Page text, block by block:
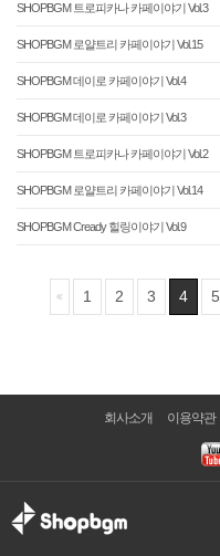
SHOPBGM 트로피카나 카페이야기 Vol.3
SHOPBGM 로얄트리 카페이야기 Vol.15
SHOPBGM 데이로 카페이야기 Vol.4
SHOPBGM 데이로 카페이야기 Vol.3
SHOPBGM 트로피카나 카페이야기 Vol.2
SHOPBGM 로얄트리 카페이야기 Vol.14
SHOPBGM Cready 힐링이야기 Vol.9
1 2 3 4 5
회사소개 이용약관